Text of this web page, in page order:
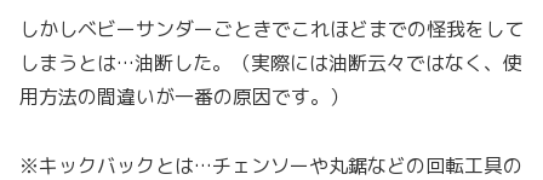
しかしベビーサンダーごときでこれほどまでの怪我をして
しまうとは…油断した。（実際には油断云々ではなく、使
用方法の間違いが一番の原因です。）
※キックバックとは…チェンソーや丸鋸などの回転工具の